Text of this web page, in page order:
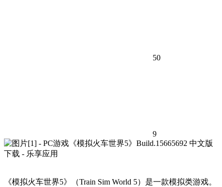
50
9
《模拟火车世界5》（Train Sim World 5）是一款模拟类游戏。